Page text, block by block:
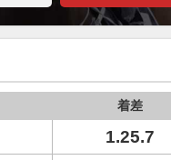
着差
1.25.7